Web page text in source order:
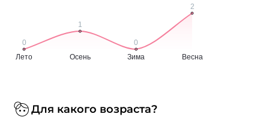
Для какого возраста?